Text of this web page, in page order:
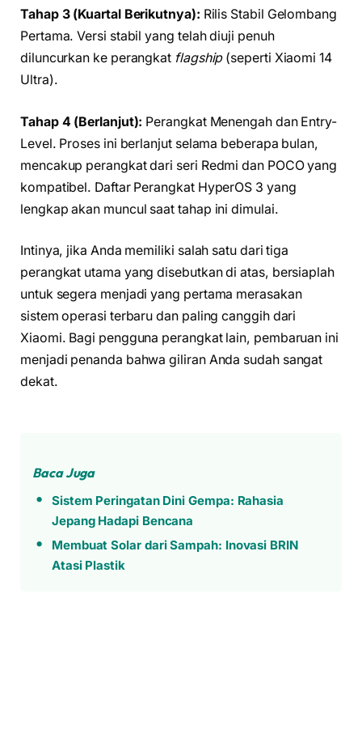
Tahap 3 (Kuartal Berikutnya): Rilis Stabil Gelombang
Pertama. Versi stabil yang telah diuji penuh
diluncurkan ke perangkat flagship(seperti Xiaomi 14
Ultra).
Tahap 4 (Berlanjut): Perangkat Menengah dan Entry-
Level. Proses ini berlanjut selama beberapa bulan,
mencakup perangkat dari seri Redmi dan POCO yang
kompatibel. Daftar Perangkat HyperOS 3 yang
lengkap akan muncul saat tahap ini dimulai.
Intinya, jika Anda memiliki salah satu dari tiga
perangkat utama yang disebutkan di atas, bersiaplah
untuk segera menjadi yang pertama merasakan
sistem operasi terbaru dan paling canggih dari
Xiaomi. Bagi pengguna perangkat lain, pembaruan ini
menjadi penanda bahwa giliran Anda sudah sangat
dekat.
Baca Juga
Sistem Peringatan Dini Gempa: Rahasia
Jepang Hadapi Bencana
Membuat Solar dari Sampah: Inovasi BRIN
Atasi Plastik